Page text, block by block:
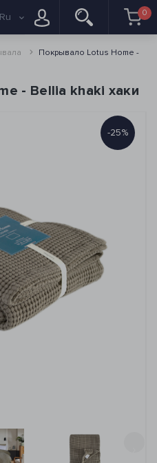
Ru 0
Покрывало Lotus Home -
- Bellia khaki хаки
-25%